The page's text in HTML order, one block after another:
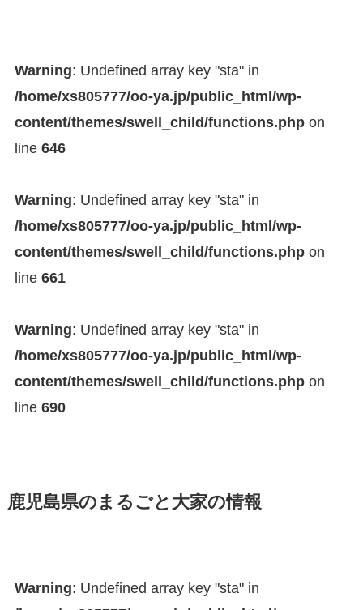
Warning: Undefined array key "sta" in
/home/xs805777/oo-ya.jp/public_html/wp-
content/themes/swell_child/functions.phpon
line 646
Warning: Undefined array key "sta" in
/home/xs805777/oo-ya.jp/public_html/wp-
content/themes/swell_child/functions.phpon
line 661
Warning: Undefined array key "sta" in
/home/xs805777/oo-ya.jp/public_html/wp-
content/themes/swell_child/functions.phpon
line 690
鹿児島県のまるごと大家の情報
Warning: Undefined array key "sta" in